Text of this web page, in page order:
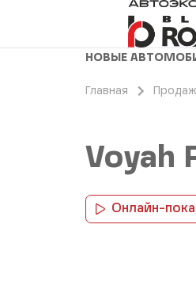
НОВЫЕ
Главная
Voyah
Онлайн-